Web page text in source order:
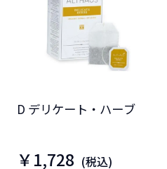
D デリケート・ハーブ
￥1,728 (税込)